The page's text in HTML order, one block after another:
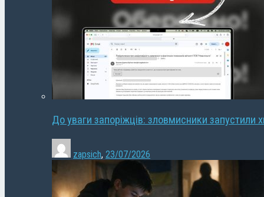
До уваги запоріжців: зловмисники запустили
zapsich, 23/07/2026